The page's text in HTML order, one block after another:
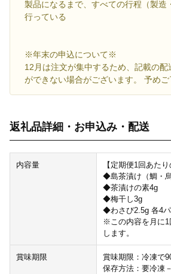
製品になるまで、すべての行程（製造
行っている
※年末の申込について※
12月は注文が集中するため、記載の配
ができない場合がございます。 予めご
返礼品詳細・お申込み・配送
内容量
【定期便1回あたり
◆島茶漬け（鯛・烏
◆茶漬けの素4g
◆梅干し3g
◆わさび2.5g 各4パ
※この内容を月に1
します。
賞味期限
賞味期限：冷凍で
保存方法：要冷凍